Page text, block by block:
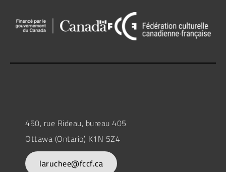
450, rue Rideau, bureau 405
Ottawa (Ontario) K1N 5Z4
laruchee@fccf.ca